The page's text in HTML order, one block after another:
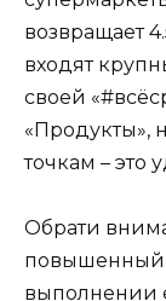
возвращает
входят
своей
«Продукты»,
точкам – это
Обрати
повышенный
выполнении